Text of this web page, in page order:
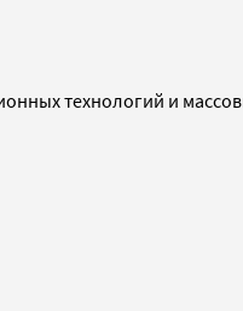
технологий и